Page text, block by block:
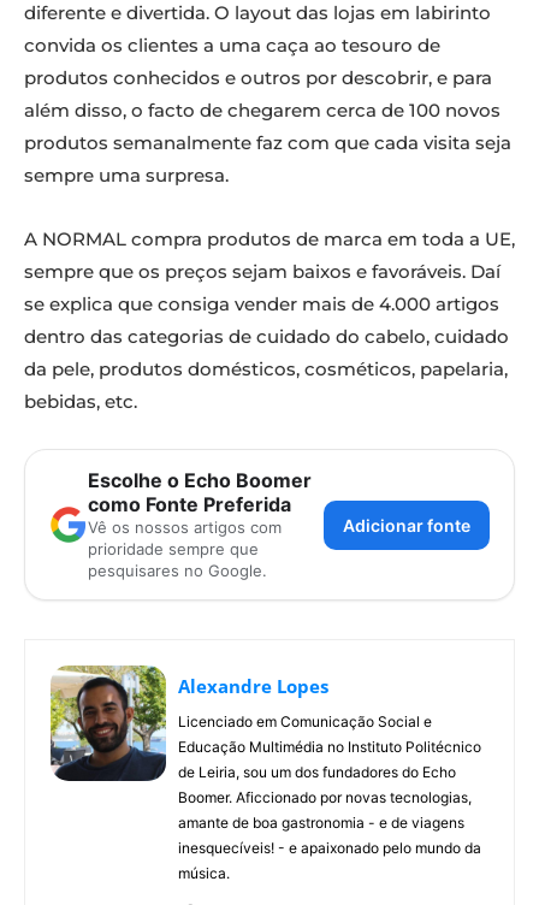
diferente e divertida. O layout das lojas em labirinto
convida os clientes a uma caça ao tesouro de
produtos conhecidos e outros por descobrir, e para
além disso, o facto de chegarem cerca de 100 novos
produtos semanalmente faz com que cada visita seja
sempre uma surpresa.
A NORMAL compra produtos de marca em toda a UE,
sempre que os preços sejam baixos e favoráveis. Daí
se explica que consiga vender mais de 4.000 artigos
dentro das categorias de cuidado do cabelo, cuidado
da pele, produtos domésticos, cosméticos, papelaria,
bebidas, etc.
Escolhe o Echo Boomer
como Fonte Preferida
Vê os nossos artigos com
prioridade sempre que
pesquisares no Google.
Adicionar fonte
Alexandre Lopes
Licenciado em Comunicação Social e
Educação Multimédia no Instituto Politécnico
de Leiria, sou um dos fundadores do Echo
Boomer. Aficcionado por novas tecnologias,
amante de boa gastronomia - e de viagens
inesquecíveis! - e apaixonado pelo mundo da
música.